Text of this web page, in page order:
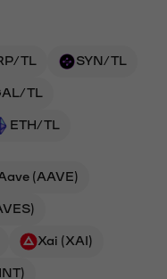
TL SYN/TL
TL
ETH/TL
(AAVE)
Xai (XAI)